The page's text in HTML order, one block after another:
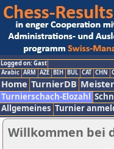
Logged on: Gast
Arabic ARM AZE BIH BUL CAT CHN
Home TurnierDB
Turnierschach-Elozahl
Allgemeines Turnier
Willkommen bei